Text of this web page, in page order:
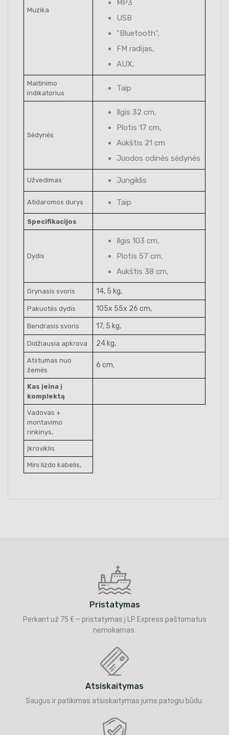
Muzika
MP3
USB
"Bluetooth",
FM radijas,
AUX,
Maitinimo
indikatorius
Taip
Sėdynės
Ilgis 32 cm,
Plotis 17 cm,
Aukštis 21 cm
Juodos odinės sėdynės
Užvedimas Jungiklis
Atidaromos durys Taip
Specifikacijos
Dydis
Ilgis 103 cm,
Plotis 57 cm,
Aukštis 38 cm,
Grynasis svoris 14, 5 kg,
Pakuotės dydis 105x 55x 26 cm,
Bendrasis svoris 17, 5 kg,
Didžiausia apkrova 24 kg,
Atstumas nuo
žemės
6 cm,
Kas įeina į
komplektą
Vadovas +
montavimo
rinkinys,
Įkroviklis
Mini lizdo kabelis,
Pristatymas
Perkant už 75 € – pristatymas į LP Express paštomatus
nemokamas.
Atsiskaitymas
Saugus ir patikimas atsiskaitymas jums patogiu būdu.